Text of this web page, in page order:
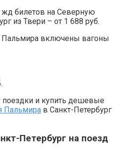
жд билетов на Северную
из Твери – от 1 688 руб.
Пальмира включены вагоны
поездки и купить дешевые
Пальмира в Санкт-Петербург
Петербург на поезд